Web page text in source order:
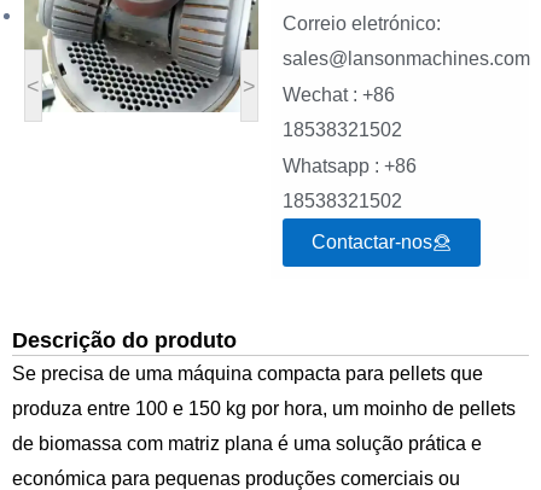
< >
Correio eletrónico:
sales@lansonmachines.com
Wechat : +86
18538321502
Whatsapp : +86
18538321502
Contactar-nos
Descrição do produto
Se precisa de uma máquina compacta para pellets que
produza entre 100 e 150 kg por hora, um moinho de pellets
de biomassa com matriz plana é uma solução prática e
económica para pequenas produções comerciais ou